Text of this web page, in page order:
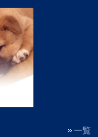
一覧